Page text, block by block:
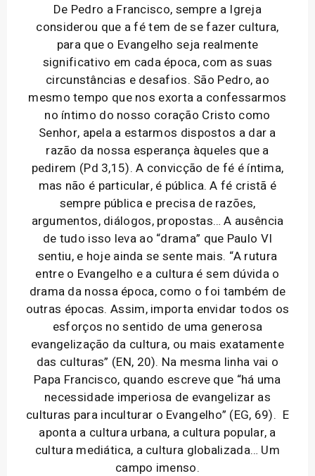
De Pedro a Francisco, sempre a Igreja
considerou que a fé tem de se fazer cultura,
para que o Evangelho seja realmente
significativo em cada época, com as suas
circunstâncias e desafios. São Pedro, ao
mesmo tempo que nos exorta a confessarmos
no íntimo do nosso coração Cristo como
Senhor, apela a estarmos dispostos a dar a
razão da nossa esperança àqueles que a
pedirem (Pd 3,15). A convicção de fé é íntima,
mas não é particular, é pública. A fé cristã é
sempre pública e precisa de razões,
argumentos, diálogos, propostas… A ausência
de tudo isso leva ao “drama” que Paulo VI
sentiu, e hoje ainda se sente mais. “A rutura
entre o Evangelho e a cultura é sem dúvida o
drama da nossa época, como o foi também de
outras épocas. Assim, importa envidar todos os
esforços no sentido de uma generosa
evangelização da cultura, ou mais exatamente
das culturas” (EN, 20). Na mesma linha vai o
Papa Francisco, quando escreve que “há uma
necessidade imperiosa de evangelizar as
culturas para inculturar o Evangelho” (EG, 69). E
aponta a cultura urbana, a cultura popular, a
cultura mediática, a cultura globalizada… Um
campo imenso.